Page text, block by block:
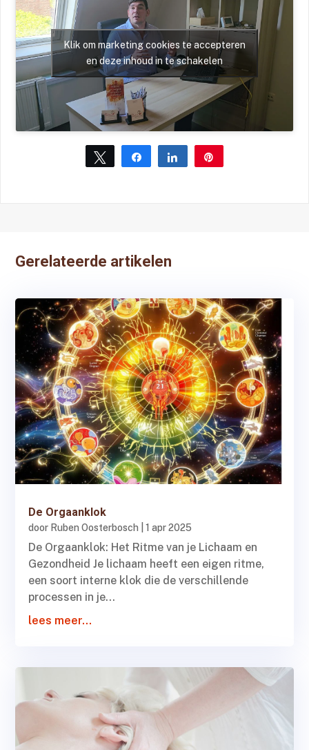
Klik om marketing cookies te accepteren
en deze inhoud in te schakelen
Tweet Share Share
Gerelateerde artikelen
De Orgaanklok
door Ruben Oosterbosch |1 apr 2025
De Orgaanklok: Het Ritme van je Lichaam en
Gezondheid Je lichaam heeft een eigen ritme,
een soort interne klok die de verschillende
processen in je...
lees meer...